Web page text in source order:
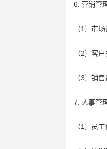
6. 营销管
（1）市
（2）客
（3）销
7. 人事管
（1）员